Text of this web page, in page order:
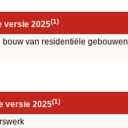
versie 2025(1)
van residentiële gebouwen
versie 2025(1)